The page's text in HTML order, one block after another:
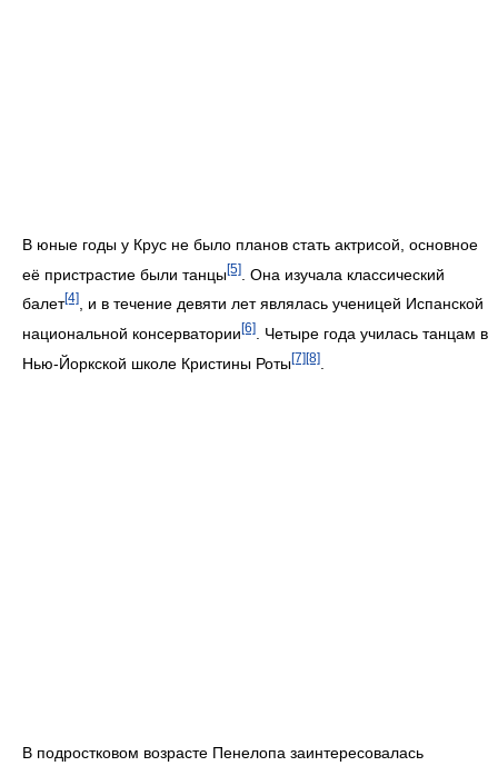
В юные годы у Крус не было планов стать актрисой, основное
её пристрастие были танцы[5]
. Она изучала классический
балет[4]
, и в течение девяти лет являлась ученицей Испанской
национальной консерватории[6]
. Четыре года училась танцам в
Нью-Йоркской школе Кристины Роты[7][8]
В подростковом возрасте Пенелопа заинтересовалась